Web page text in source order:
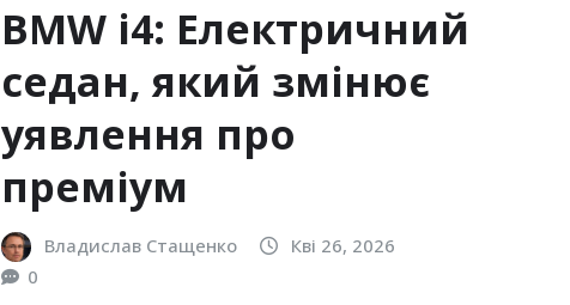
BMW i4: Електричний
седан, який змінює
уявлення про
преміум
Владислав Стащенко
Кві 26, 2026
0